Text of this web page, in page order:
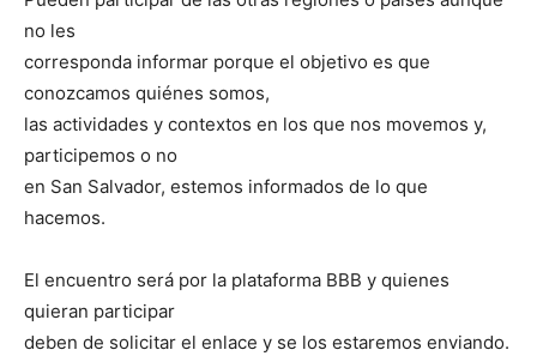
no les
corresponda informar porque el objetivo es que
conozcamos quiénes somos,
las actividades y contextos en los que nos movemos y,
participemos o no
en San Salvador, estemos informados de lo que
hacemos.
El encuentro será por la plataforma BBB y quienes
quieran participar
deben de solicitar el enlace y se los estaremos enviando.